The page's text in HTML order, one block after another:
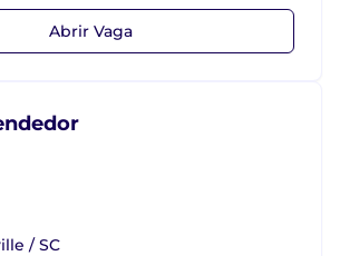
Abrir Vaga
/ SC